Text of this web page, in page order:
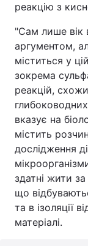
реакцію з
"Сам лише вік
аргументом,
міститься у
зокрема
реакцій,
вказує на
містить
дослідження
здатні жити
що
та в ізоляції
матеріалі.